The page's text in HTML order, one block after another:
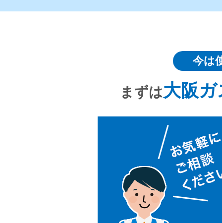
今は
まずは大阪